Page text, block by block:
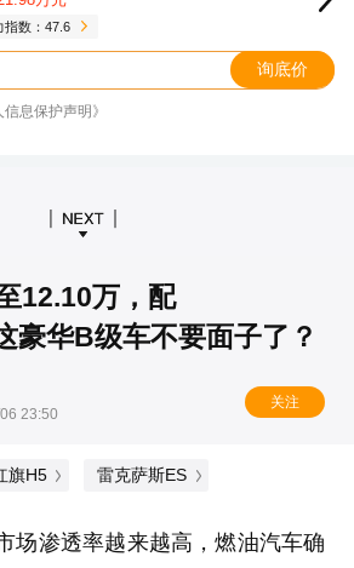
指数：47.6
询底价
息保护声明》
12.10万，配
豪华B级车不要面子了？
23:50
关注
旗H5 雷克萨斯ES
场渗透率越来越高，燃油汽车确